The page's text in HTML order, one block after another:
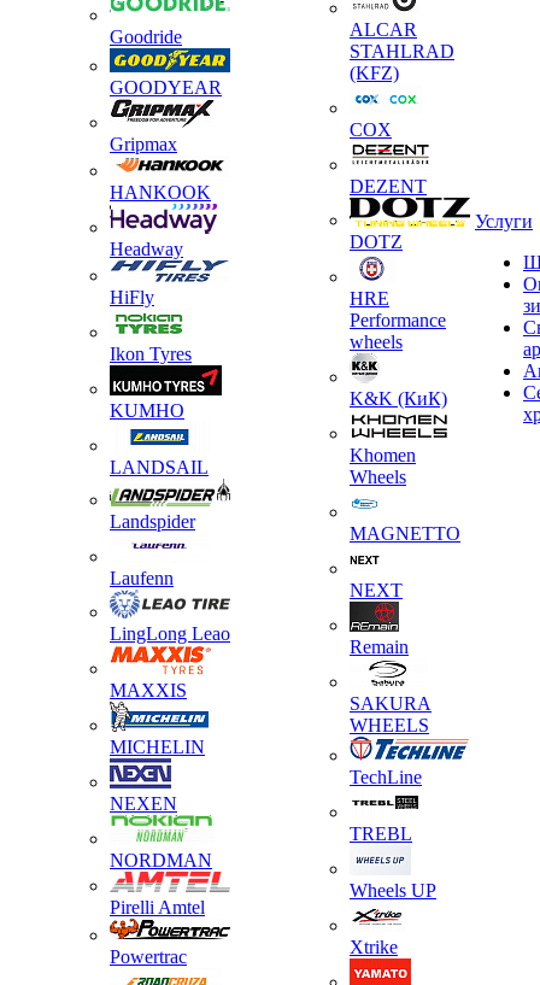
Goodride
GOODYEAR
Gripmax
HANKOOK
Headway
HiFly
Ikon Tyres
KUMHO
LANDSAIL
Landspider
Laufenn
LingLong Leao
MAXXIS
MICHELIN
NEXEN
NORDMAN
Pirelli Amtel
Powertrac
ALCAR
STAHLRAD
(KFZ)
COX
DEZENT
DOTZ
HRE
Performance
wheels
K&K (КиК)
Khomen
Wheels
MAGNETTO
NEXT
Remain
SAKURA
WHEELS
TechLine
TREBL
Wheels UP
Xtrike
Услуги